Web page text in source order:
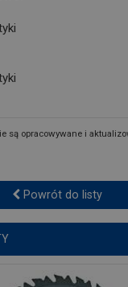
są opracowywane i
Powrót do listy